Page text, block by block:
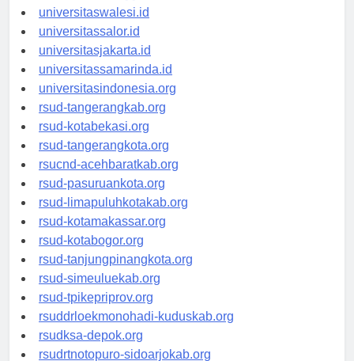
universitaswanggar.id
universitaswalesi.id
universitassalor.id
universitasjakarta.id
universitassamarinda.id
universitasindonesia.org
rsud-tangerangkab.org
rsud-kotabekasi.org
rsud-tangerangkota.org
rsucnd-acehbaratkab.org
rsud-pasuruankota.org
rsud-limapuluhkotakab.org
rsud-kotamakassar.org
rsud-kotabogor.org
rsud-tanjungpinangkota.org
rsud-simeuluekab.org
rsud-tpikepriprov.org
rsuddrloekmonohadi-kuduskab.org
rsudksa-depok.org